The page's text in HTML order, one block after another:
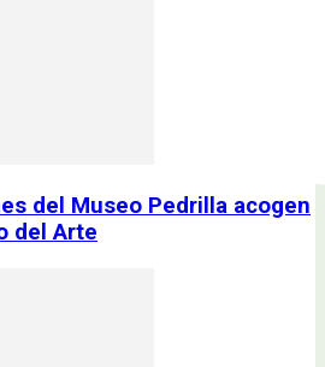
del Museo Pedrilla acogen
del Arte